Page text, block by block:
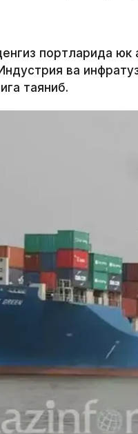
портларида
ва
таяниб.